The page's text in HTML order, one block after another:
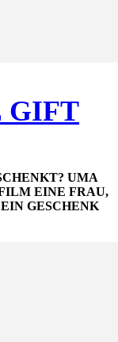
GIFT
UMA
EINE FRAU,
GESCHENK